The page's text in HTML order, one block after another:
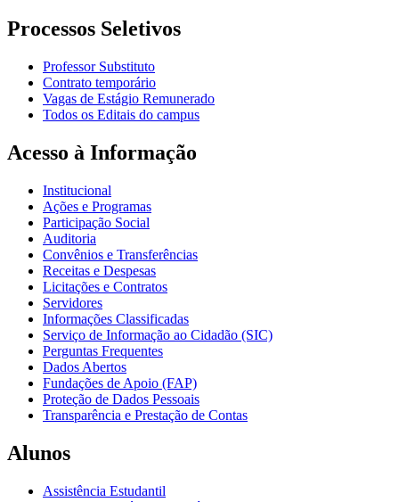
Processos Seletivos
Professor Substituto
Contrato temporário
Vagas de Estágio Remunerado
Todos os Editais do campus
Acesso à Informação
Institucional
Ações e Programas
Participação Social
Auditoria
Convênios e Transferências
Receitas e Despesas
Licitações e Contratos
Servidores
Informações Classificadas
Serviço de Informação ao Cidadão (SIC)
Perguntas Frequentes
Dados Abertos
Fundações de Apoio (FAP)
Proteção de Dados Pessoais
Transparência e Prestação de Contas
Alunos
Assistência Estudantil